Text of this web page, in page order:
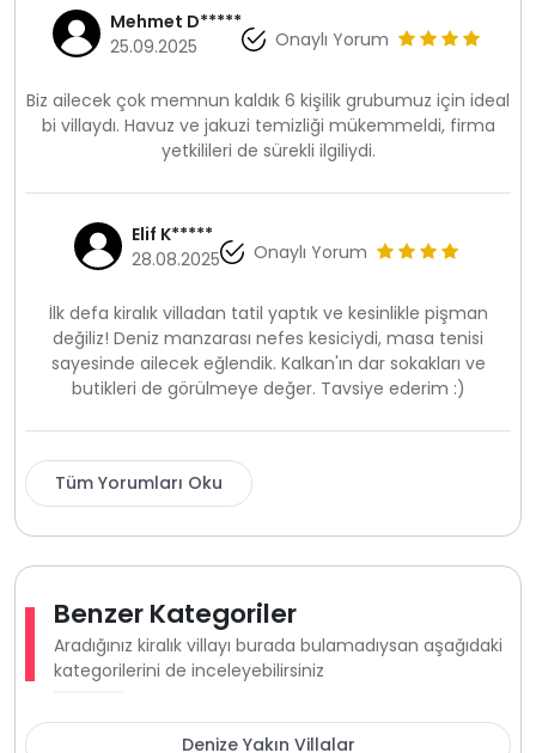
Mehmet D*****
25.09.2025
Onaylı Yorum
Biz ailecek çok memnun kaldık 6 kişilik grubumuz için ideal
bi villaydı. Havuz ve jakuzi temizliği mükemmeldi, firma
yetkilileri de sürekli ilgiliydi.
Elif K*****
28.08.2025
Onaylı Yorum
İlk defa kiralık villadan tatil yaptık ve kesinlikle pişman
değiliz! Deniz manzarası nefes kesiciydi, masa tenisi
sayesinde ailecek eğlendik. Kalkan'ın dar sokakları ve
butikleri de görülmeye değer. Tavsiye ederim :)
Tüm Yorumları Oku
Benzer Kategoriler
Aradığınız kiralık villayı burada bulamadıysan aşağıdaki
kategorilerini de inceleyebilirsiniz
Denize Yakın Villalar